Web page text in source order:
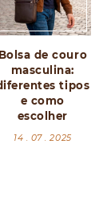
Bolsa de couro
masculina:
tipos
e como
escolher
14 . 07 . 2025